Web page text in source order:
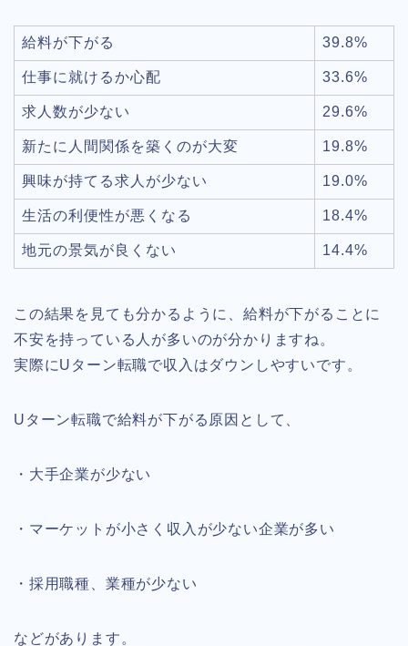
給料が下がる 39.8%
仕事に就けるか心配 33.6%
求人数が少ない 29.6%
新たに人間関係を築くのが大変 19.8%
興味が持てる求人が少ない 19.0%
生活の利便性が悪くなる 18.4%
地元の景気が良くない 14.4%
この結果を見ても分かるように、給料が下がることに
不安を持っている人が多いのが分かりますね。
実際にUターン転職で収入はダウンしやすいです。
Uターン転職で給料が下がる原因として、
・大手企業が少ない
・マーケットが小さく収入が少ない企業が多い
・採用職種、業種が少ない
などがあります。